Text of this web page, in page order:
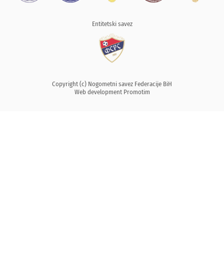
Entitetski savez
Copyright (c) Nogometni savez Federacije BiH
Web development Promotim